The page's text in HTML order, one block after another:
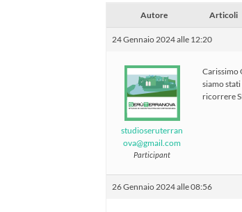
Autore Articoli
24 Gennaio 2024 alle 12:20
studioseruterran
ova@gmail.com
Participant
Carissimo
siamo
ricorrere
26 Gennaio 2024 alle 08:56